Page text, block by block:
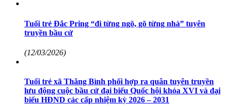
Tuổi trẻ Đắc Pring “đi từng ngõ, gõ từng nhà” tuyên
truyền bầu cử
(12/03/2026)
Tuổi trẻ xã Thăng Bình phối hợp ra quân tuyên truyền
lưu động cuộc bầu cử đại biểu Quốc hội khóa XVI và đại
biểu HĐND các cấp nhiệm kỳ 2026 – 2031